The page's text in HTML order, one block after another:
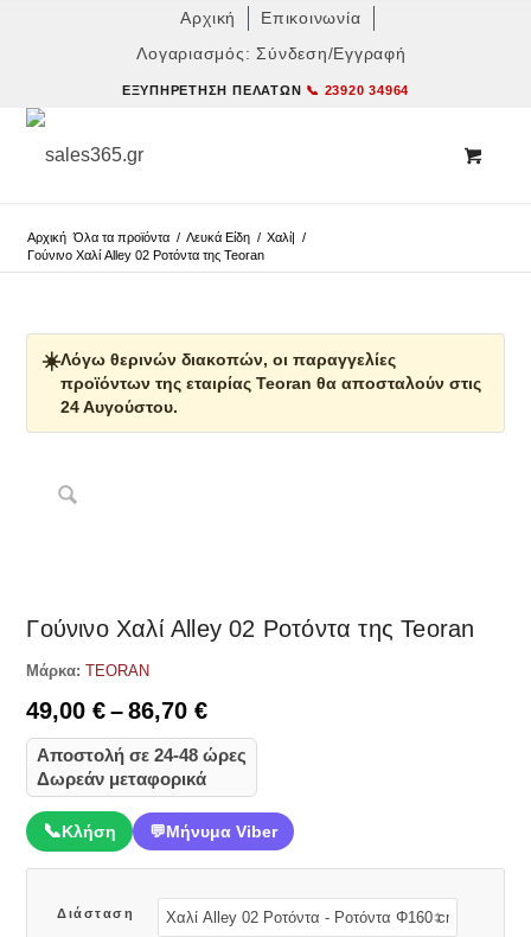
Αρχική
Επικοινωνία
Λογαριασμός: Σύνδεση/Εγγραφή
ΕΞΥΠΗΡΈΤΗΣΗ ΠΕΛΑΤΏΝ 📞 23920 34964
Αρχική Όλα τα προϊόντα / Λευκά Είδη / Χαλί|
/
Γούνινο Χαλί Alley 02 Ροτόντα της Teoran
☀️Λόγω θερινών διακοπών, οι παραγγελίες
προϊόντων της εταιρίας Teoran θα αποσταλούν στις
24 Αυγούστου.
Γούνινο Χαλί Alley 02 Ροτόντα της Teoran
Μάρκα: TEORAN
49,00€ – 86,70€Price
range:
49,00 €
through
86,70 €
Αποστολή σε 24-48 ώρες
Δωρεάν μεταφορικά
📞Κλήση 💬Μήνυμα Viber
Διάσταση